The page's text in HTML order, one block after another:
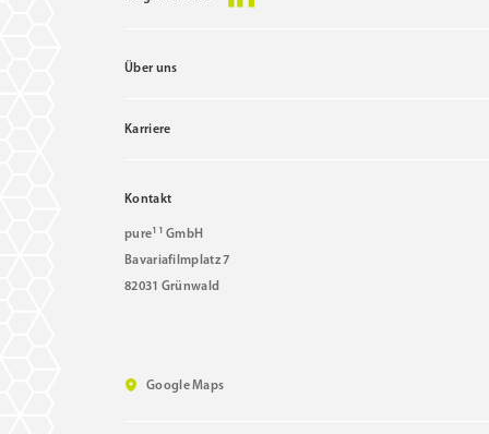
Über uns
Karriere
Kontakt
pure11 GmbH
Bavariafilmplatz 7
82031 Grünwald
Google Maps